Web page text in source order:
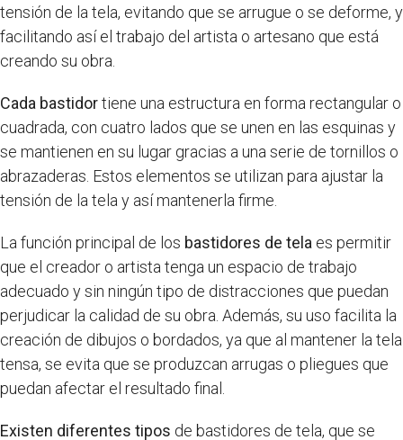
tensión de la tela, evitando que se arrugue o se deforme, y
facilitando así el trabajo del artista o artesano que está
creando su obra.
Cada bastidortiene una estructura en forma rectangular o
cuadrada, con cuatro lados que se unen en las esquinas y
se mantienen en su lugar gracias a una serie de tornillos o
abrazaderas. Estos elementos se utilizan para ajustar la
tensión de la tela y así mantenerla firme.
La función principal de los bastidores de tela es permitir
que el creador o artista tenga un espacio de trabajo
adecuado y sin ningún tipo de distracciones que puedan
perjudicar la calidad de su obra. Además, su uso facilita la
creación de dibujos o bordados, ya que al mantener la tela
tensa, se evita que se produzcan arrugas o pliegues que
puedan afectar el resultado final.
Existen diferentes tipos de bastidores de tela, que se